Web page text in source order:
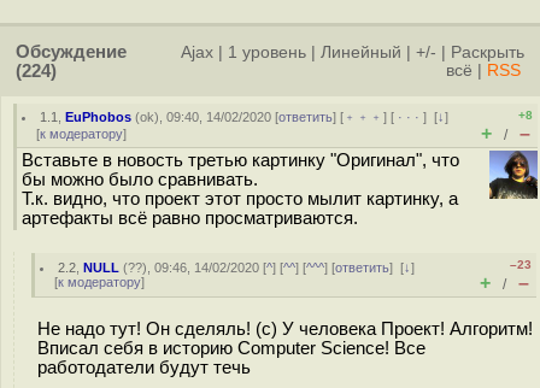
Обсуждение
(224)
Ajax 1 уровень Линейный +/-
Раскрыть
всё
RSS
1.1 ,EuPhobos (ok), 09:40, 14/02/2020 [ответить] [ ﹢﹢﹢] [ · · ·][↓]
[к модератору]
+8
+ / –
Вставьте в новость третью картинку "Оригинал", что
бы можно было сравнивать.
Т.к. видно, что проект этот просто мылит картинку, а
артефакты всё равно просматриваются.
2.2 ,NULL (??), 09:46, 14/02/2020 [^] [^^] [^^^] [ответить][↓]
[к модератору]
–23
+ / –
Не надо тут! Он сделяль! (с) У человека Проект! Алгоритм!
Вписал себя в историю Computer Science! Все
работодатели будут течь